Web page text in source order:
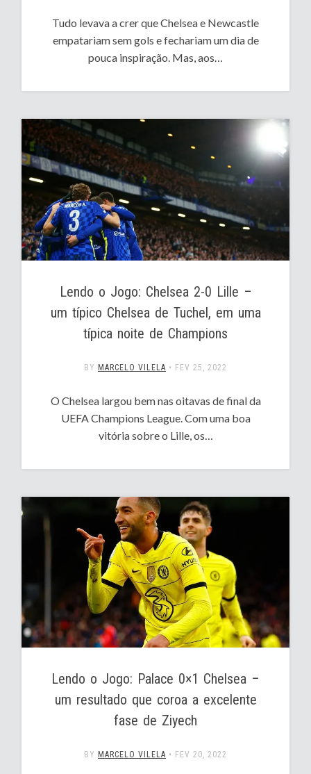
Tudo levava a crer que Chelsea e Newcastle
empatariam sem gols e fechariam um dia de
pouca inspiração. Mas, aos…
Lendo o Jogo: Chelsea 2-0 Lille –
um típico Chelsea de Tuchel, em uma
típica noite de Champions
BY MARCELO VILELA • FEV 25, 2022
O Chelsea largou bem nas oitavas de final da
UEFA Champions League. Com uma boa
vitória sobre o Lille, os…
Lendo o Jogo: Palace 0×1 Chelsea –
um resultado que coroa a excelente
fase de Ziyech
BY MARCELO VILELA • FEV 20, 2022